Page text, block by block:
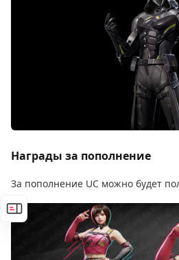
Награды за пополнение
За пополнение UC можно будет